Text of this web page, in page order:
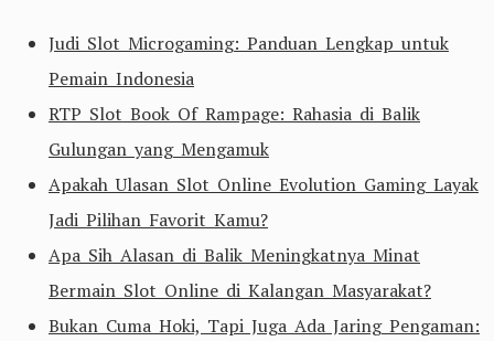
Judi Slot Microgaming: Panduan Lengkap untuk
Pemain Indonesia
RTP Slot Book Of Rampage: Rahasia di Balik
Gulungan yang Mengamuk
Apakah Ulasan Slot Online Evolution Gaming Layak
Jadi Pilihan Favorit Kamu?
Apa Sih Alasan di Balik Meningkatnya Minat
Bermain Slot Online di Kalangan Masyarakat?
Bukan Cuma Hoki, Tapi Juga Ada Jaring Pengaman: